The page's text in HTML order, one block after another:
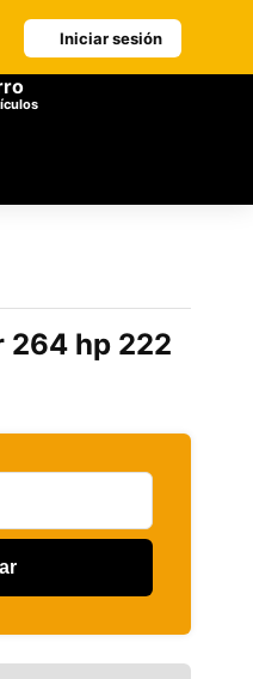
Iniciar sesión
264 hp 222